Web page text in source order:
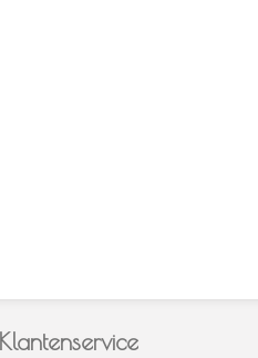
Klantenservice